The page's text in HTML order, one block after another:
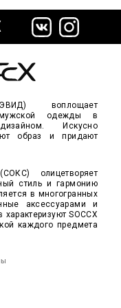
воплощает
мужской одежды в
Искусно
образ и придают
олицетворяет
стиль и гармонию
в многогранных
аксессуарами и
SOCCX
каждого предмета